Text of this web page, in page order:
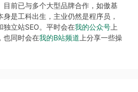
目前已与多个大型品牌合作，如傲基
是工科出生，主业仍然是程序员，
独立站SEO。平时会在我的公众号 上
也同时会在我的B站频道 上分享一些操